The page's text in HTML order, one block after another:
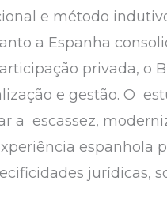
e método
a Espanha
privada, o
e gestão. O
a escassez,
espanhola
jurídicas,